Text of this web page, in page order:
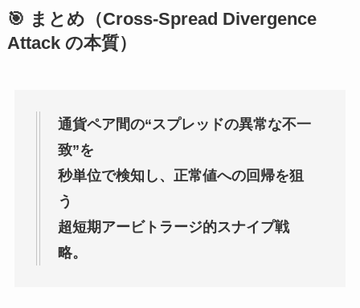
🎯 まとめ（Cross-Spread Divergence
Attack の本質）
通貨ペア間の“スプレッドの異常な不一
致”を
秒単位で検知し、正常値への回帰を狙
う
超短期アービトラージ的スナイプ戦
略。